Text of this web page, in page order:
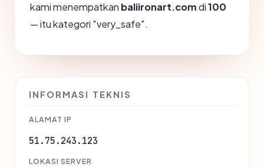
kami menempatkan baliironart.comdi100
— itu kategori "very_safe".
INFORMASI TEKNIS
ALAMAT IP
51.75.243.123
LOKASI SERVER